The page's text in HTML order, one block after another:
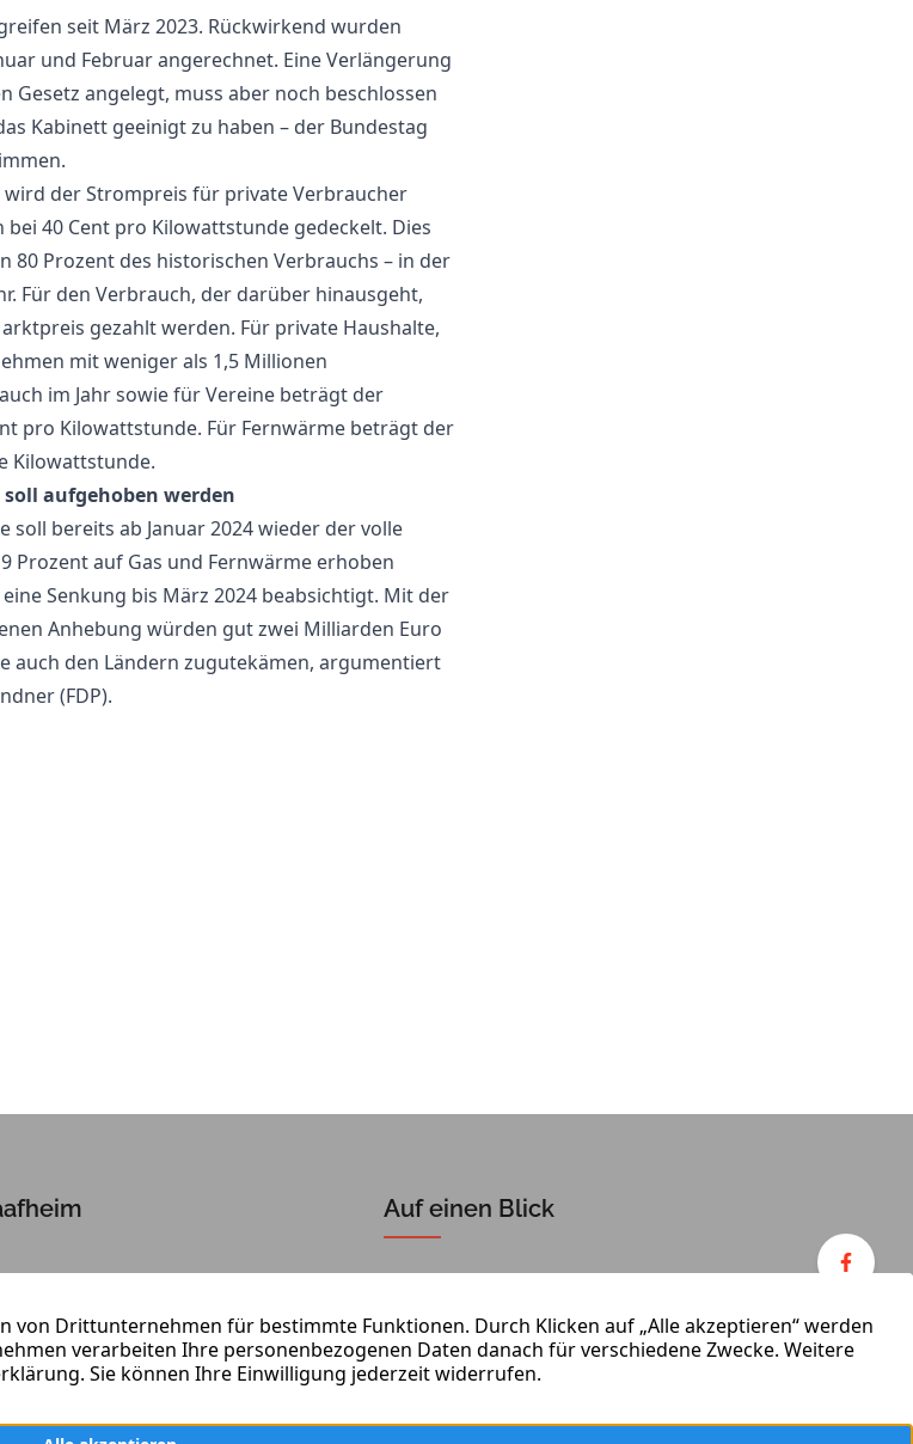
seit März 2023. Rückwirkend wurden
und Februar angerechnet. Eine Verlängerung
Gesetz angelegt, muss aber noch beschlossen
Kabinett geeinigt zu haben – der Bundestag
der Strompreis für private Verbraucher
40 Cent pro Kilowattstunde gedeckelt. Dies
80 Prozent des historischen Verbrauchs – in der
Für den Verbrauch, der darüber hinausgeht,
gezahlt werden. Für private Haushalte,
mit weniger als 1,5 Millionen
im Jahr sowie für Vereine beträgt der
pro Kilowattstunde. Für Fernwärme beträgt der
Kilowattstunde.
aufgehoben werden
soll bereits ab Januar 2024 wieder der volle
Prozent auf Gas und Fernwärme erhoben
Senkung bis März 2024 beabsichtigt. Mit der
Anhebung würden gut zwei Milliarden Euro
auch den Ländern zugutekämen, argumentiert
(FDP).
hilft Ihnen
Sie bei all Ihren
Auf einen Blick
Vermieten Kontakt